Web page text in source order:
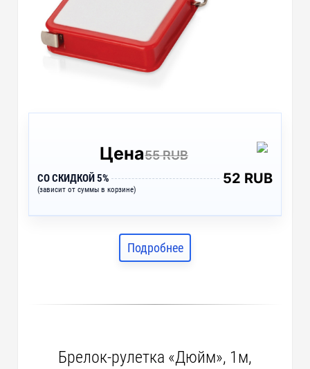
Цена55 RUB
СО СКИДКОЙ 5%
(зависит от суммы в корзине)
52 RUB
Подробнее
Брелок-рулетка «Дюйм», 1м,